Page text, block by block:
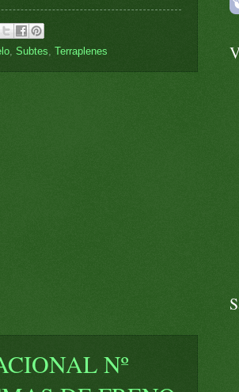
, Subtes, Terraplenes
Nº